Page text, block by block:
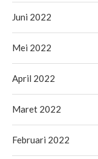
Juni 2022
Mei 2022
April 2022
Maret 2022
Februari 2022